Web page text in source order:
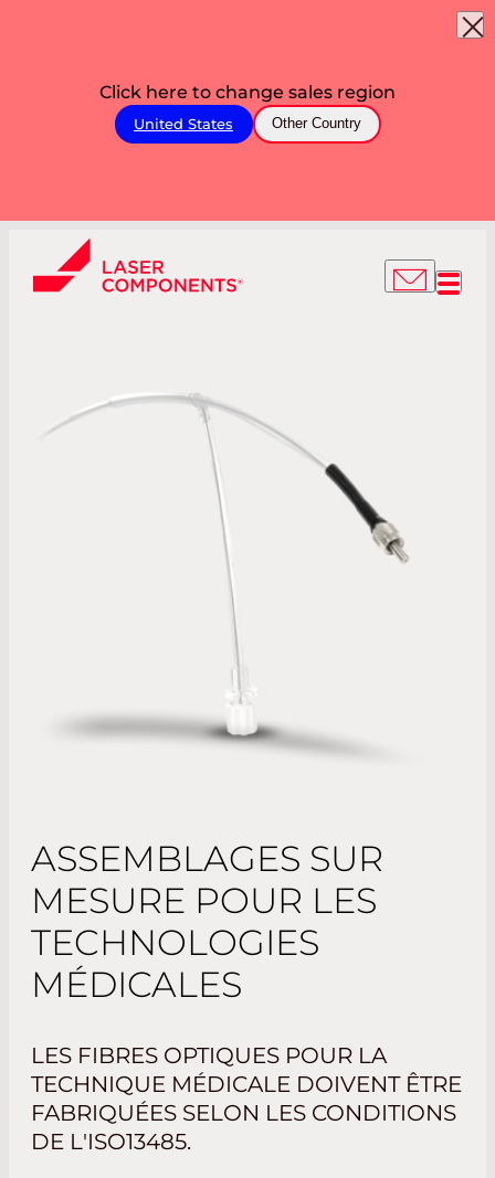
Click here to change sales region
United States Other Country
ASSEMBLAGES SUR
MESURE POUR LES
TECHNOLOGIES
MÉDICALES
LES FIBRES OPTIQUES POUR LA
TECHNIQUE MÉDICALE DOIVENT ÊTRE
FABRIQUÉES SELON LES CONDITIONS
DE L'ISO13485.